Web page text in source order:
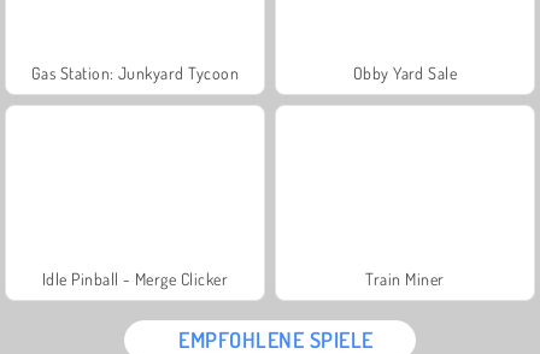
Gas Station: Junkyard Tycoon Obby Yard Sale
Idle Pinball - Merge Clicker Train Miner
EMPFOHLENE SPIELE